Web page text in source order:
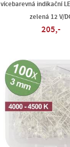
vícebarevná indikační
zelená 12 V/
205,-